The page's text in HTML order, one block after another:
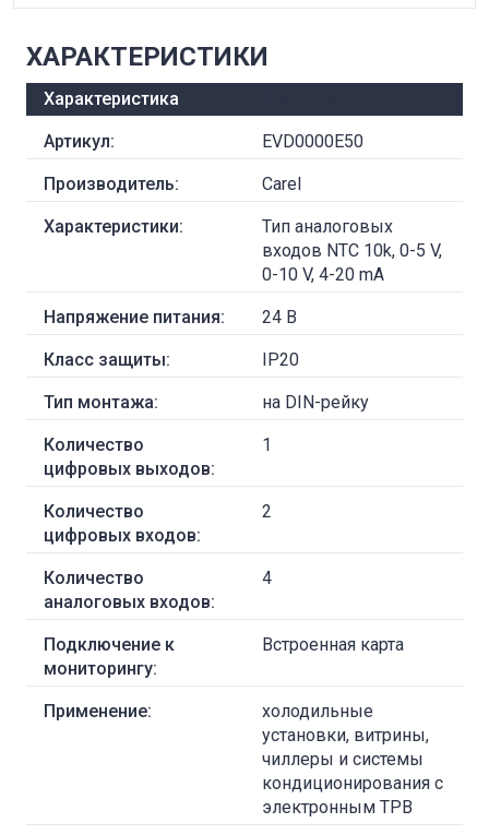
ХАРАКТЕРИСТИКИ
Характеристика
Артикул: EVD0000E50
Производитель: Carel
Характеристики:
Тип аналоговых
входов NTC 10k, 0-5 V,
0-10 V, 4-20 mA
Напряжение питания: 24 В
Класс защиты: IP20
Тип монтажа: на DIN-рейку
Количество
цифровых выходов:
1
Количество
цифровых входов:
2
Количество
аналоговых входов:
4
Подключение к
мониторингу:
Встроенная карта
Применение:
холодильные
установки, витрины,
чиллеры и системы
кондиционирования с
электронным ТРВ